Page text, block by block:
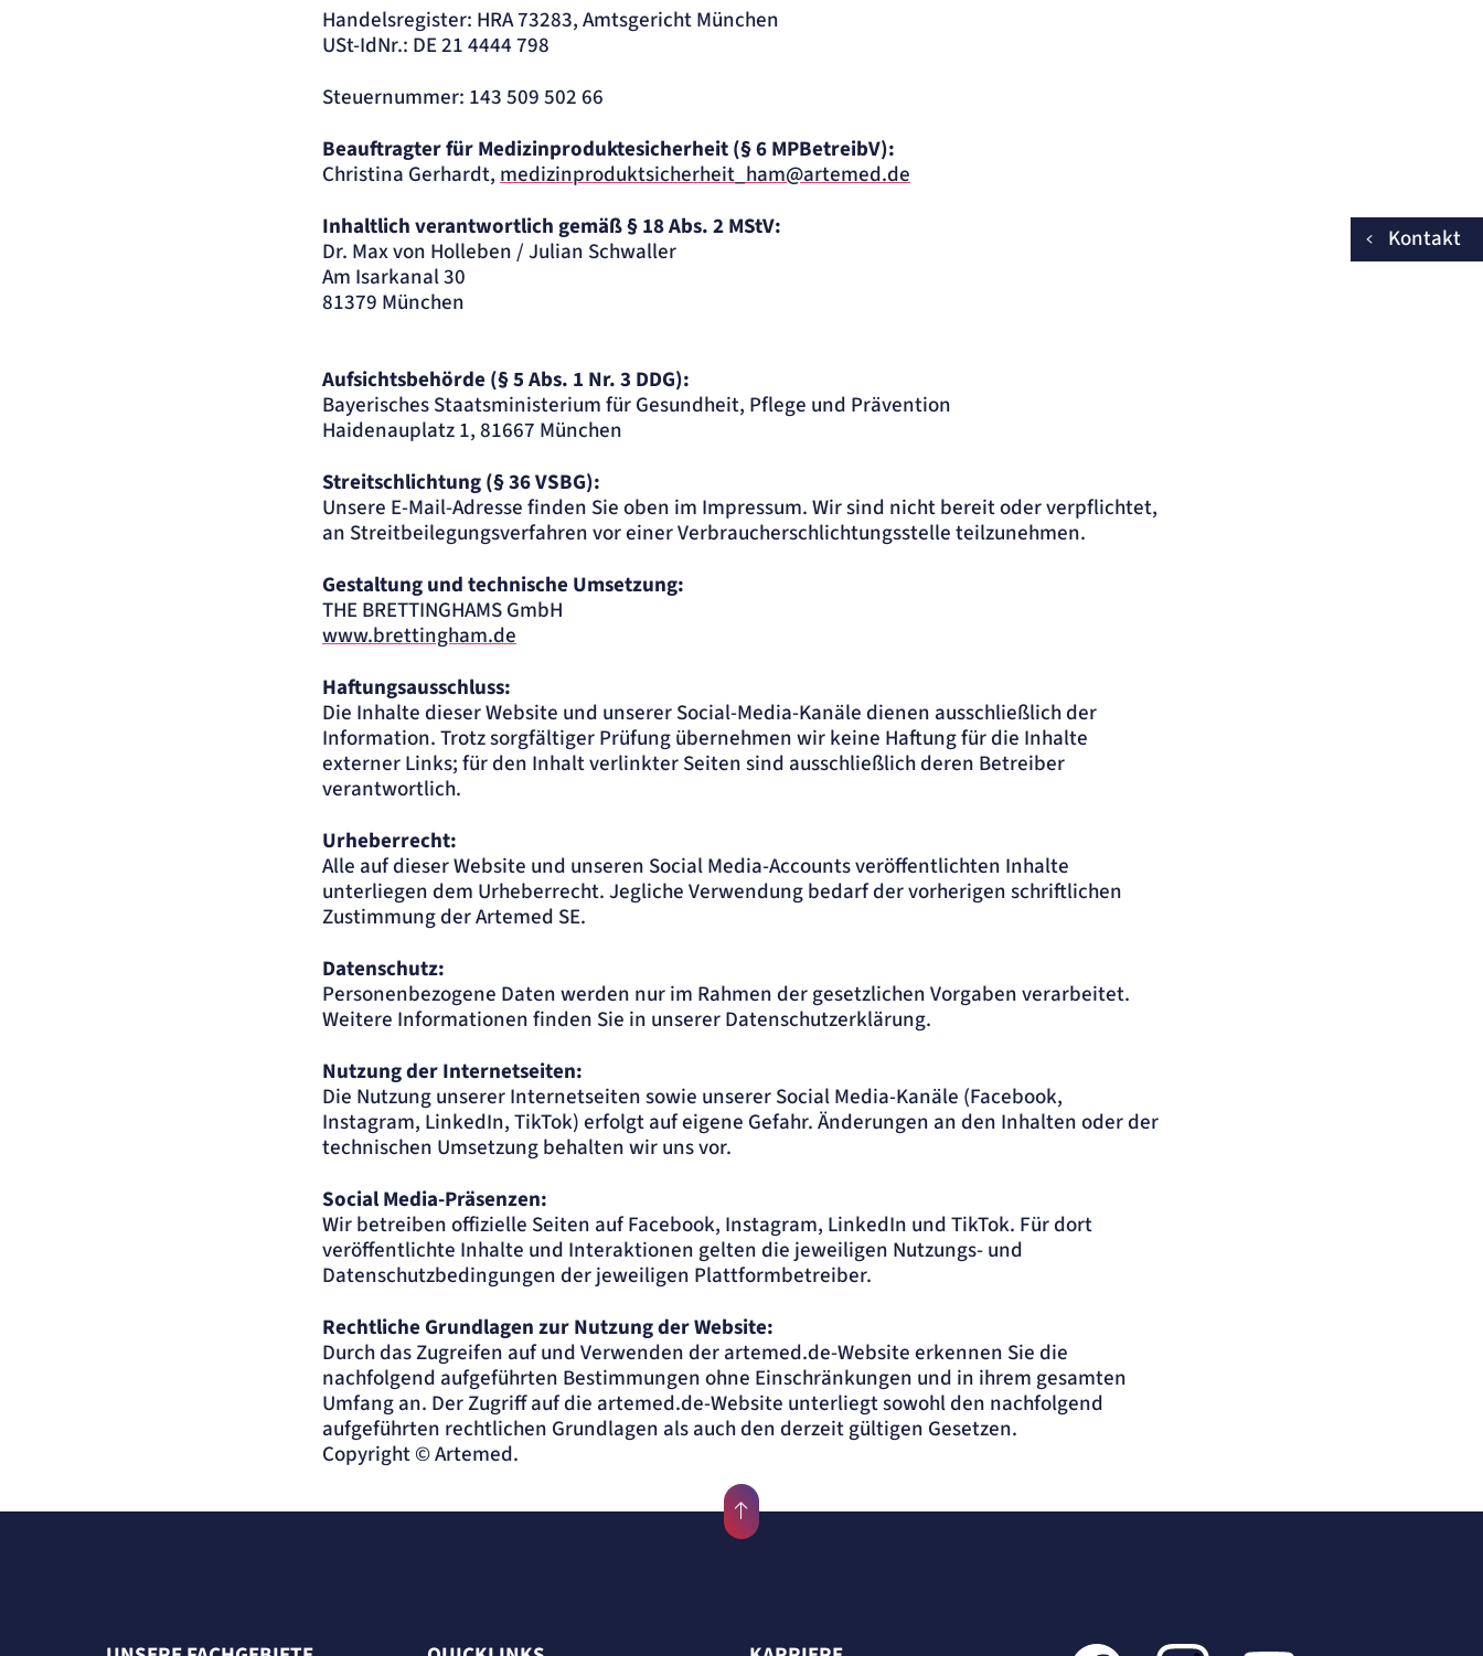
Handelsregister: HRA 73283, Amtsgericht München
USt-IdNr.: DE 21 4444 798
Steuernummer: 143 509 502 66
Beauftragter für Medizinproduktesicherheit (§ 6 MPBetreibV):
Christina Gerhardt,medizinproduktsicherheit_ham@artemed.de
Inhaltlich verantwortlich gemäß § 18 Abs. 2 MStV:
Dr. Max von Holleben / Julian Schwaller
Am Isarkanal 30
81379 München
Aufsichtsbehörde (§ 5 Abs. 1 Nr. 3 DDG):
Bayerisches Staatsministerium für Gesundheit, Pflege und Prävention
Haidenauplatz 1, 81667 München
Streitschlichtung (§ 36 VSBG):
Unsere E-Mail-Adresse finden Sie oben im Impressum. Wir sind nicht bereit oder verpflichtet,
an Streitbeilegungsverfahren vor einer Verbraucherschlichtungsstelle teilzunehmen.
Gestaltung und technische Umsetzung:
THE BRETTINGHAMS GmbH
www.brettingham.de
Haftungsausschluss:
Die Inhalte dieser Website und unserer Social-Media-Kanäle dienen ausschließlich der
Information. Trotz sorgfältiger Prüfung übernehmen wir keine Haftung für die Inhalte
externer Links; für den Inhalt verlinkter Seiten sind ausschließlich deren Betreiber
verantwortlich.
Urheberrecht:
Alle auf dieser Website und unseren Social Media-Accounts veröffentlichten Inhalte
unterliegen dem Urheberrecht. Jegliche Verwendung bedarf der vorherigen schriftlichen
Zustimmung der Artemed SE.
Datenschutz:
Personenbezogene Daten werden nur im Rahmen der gesetzlichen Vorgaben verarbeitet.
Weitere Informationen finden Sie in unserer Datenschutzerklärung.
Nutzung der Internetseiten:
Die Nutzung unserer Internetseiten sowie unserer Social Media-Kanäle (Facebook,
Instagram, LinkedIn, TikTok) erfolgt auf eigene Gefahr. Änderungen an den Inhalten oder der
technischen Umsetzung behalten wir uns vor.
Social Media-Präsenzen:
Wir betreiben offizielle Seiten auf Facebook, Instagram, LinkedIn und TikTok. Für dort
veröffentlichte Inhalte und Interaktionen gelten die jeweiligen Nutzungs- und
Datenschutzbedingungen der jeweiligen Plattformbetreiber.
Rechtliche Grundlagen zur Nutzung der Website:
Durch das Zugreifen auf und Verwenden der artemed.de-Website erkennen Sie die
nachfolgend aufgeführten Bestimmungen ohne Einschränkungen und in ihrem gesamten
Umfang an. Der Zugriff auf die artemed.de-Website unterliegt sowohl den nachfolgend
aufgeführten rechtlichen Grundlagen als auch den derzeit gültigen Gesetzen.
Copyright © Artemed.
Kontakt